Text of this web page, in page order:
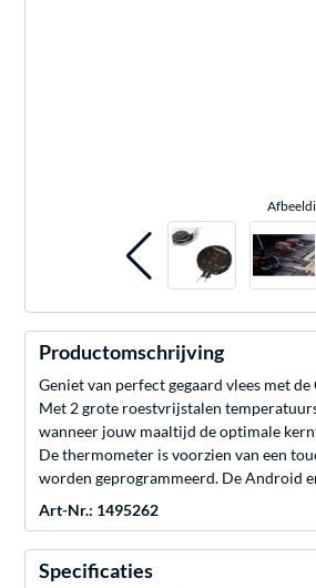
Productomschrijving
Geniet van perfect gegaard vlees met
Met 2 grote roestvrijstalen
wanneer jouw maaltijd de optimale
De thermometer is voorzien van een
worden geprogrammeerd. De Android
Art-Nr.: 1495262
Specificaties